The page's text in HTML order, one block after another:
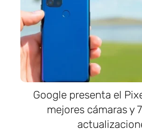
Google presenta el
mejores cámaras y